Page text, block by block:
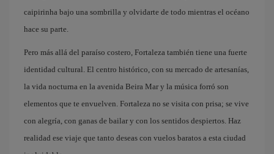
caipirinha bajo una sombrilla y olvidarte de todo mientras el océano
hace su parte.
Pero más allá del paraíso costero, Fortaleza también tiene una fuerte
identidad cultural. El centro histórico, con su mercado de artesanías,
la vida nocturna en la avenida Beira Mar y la música forró son
elementos que te envuelven. Fortaleza no se visita con prisa; se vive
con alegría, con ganas de bailar y con los sentidos despiertos. Haz
realidad ese viaje que tanto deseas con vuelos baratos a esta ciudad